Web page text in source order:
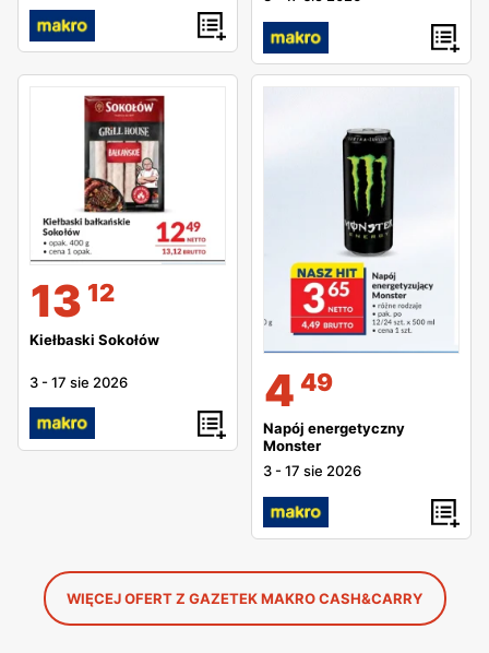
13 12
Kiełbaski Sokołów
3 -17 sie 2026 4 49
Napój energetyczny
Monster
3 -17 sie 2026
WIĘCEJ OFERT Z GAZETEK MAKRO CASH&CARRY